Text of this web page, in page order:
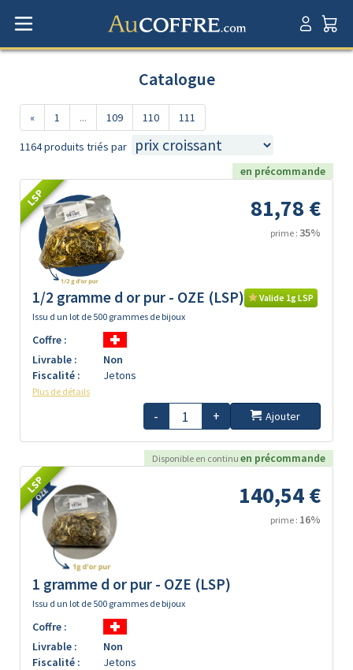
Catalogue
« 1 ... 109 110 111
1164 produits triés par
en précommande
LSP 81,78 €
prime : 35%
1/2 gramme d or pur - OZE (LSP)
Valide 1g LSP
Issu d un lot de 500 grammes de bijoux
Coffre :
Livrable :
Non
Fiscalité :
Jetons
Plus de détails
- + Ajouter
Disponible en continu en précommande
LSP 140,54 €
prime : 16%
1 gramme d or pur - OZE (LSP)
Issu d un lot de 500 grammes de bijoux
Coffre :
Livrable :
Non
Fiscalité :
Jetons